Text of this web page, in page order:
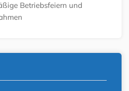
Betriebsfeiern und